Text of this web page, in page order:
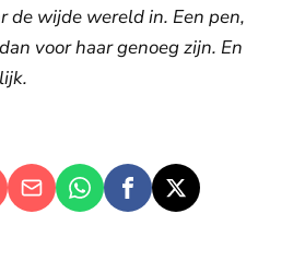
de wijde wereld in. Een pen,
voor haar genoeg zijn. En